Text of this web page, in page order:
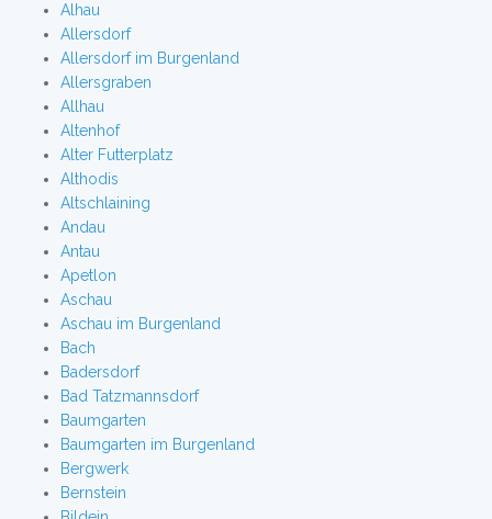
Alhau
Allersdorf
Allersdorf im Burgenland
Allersgraben
Allhau
Altenhof
Alter Futterplatz
Althodis
Altschlaining
Andau
Antau
Apetlon
Aschau
Aschau im Burgenland
Bach
Badersdorf
Bad Tatzmannsdorf
Baumgarten
Baumgarten im Burgenland
Bergwerk
Bernstein